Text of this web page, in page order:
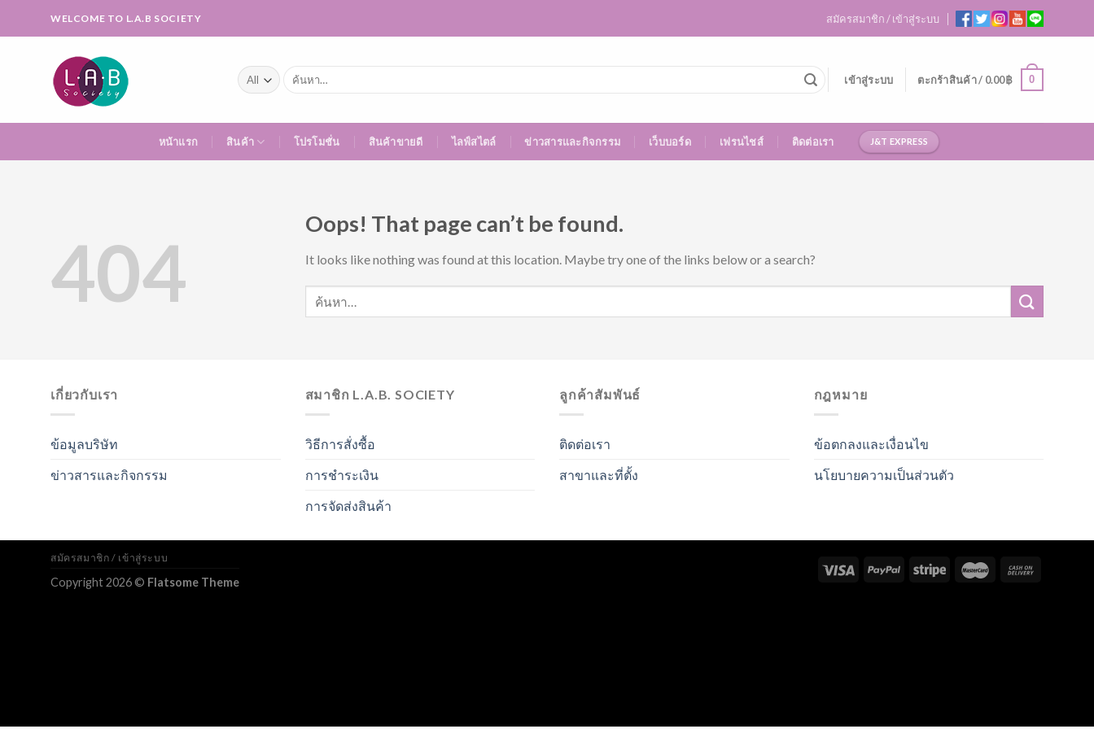
WELCOME TO L.A.B SOCIETY สมัครสมาชิก / เข้าสู่ระบบ
ค้นหา:
เข้าสู่ระบบ ตะกร้าสินค้า / 0.00฿ 0
หน้าแรก สินค้า โปรโมชั่น สินค้าขายดี ไลฟ์สไตล์ ข่าวสารและกิจกรรม เว็บบอร์ด เฟรนไชส์ ติดต่อเรา J&T EXPRESS
404
Oops! That page can’t be found.
It looks like nothing was found at this location. Maybe try one of the links below or a search?
เกี่ยวกับเรา
ข้อมูลบริษัท
ข่าวสารและกิจกรรม
สมาชิก L.A.B. SOCIETY
วิธีการสั่งซื้อ
การชำระเงิน
การจัดส่งสินค้า
ลูกค้าสัมพันธ์
ติดต่อเรา
สาขาและที่ตั้ง
กฎหมาย
ข้อตกลงและเงื่อนไข
นโยบายความเป็นส่วนตัว
สมัครสมาชิก / เข้าสู่ระบบ
Copyright 2026 © Flatsome Theme